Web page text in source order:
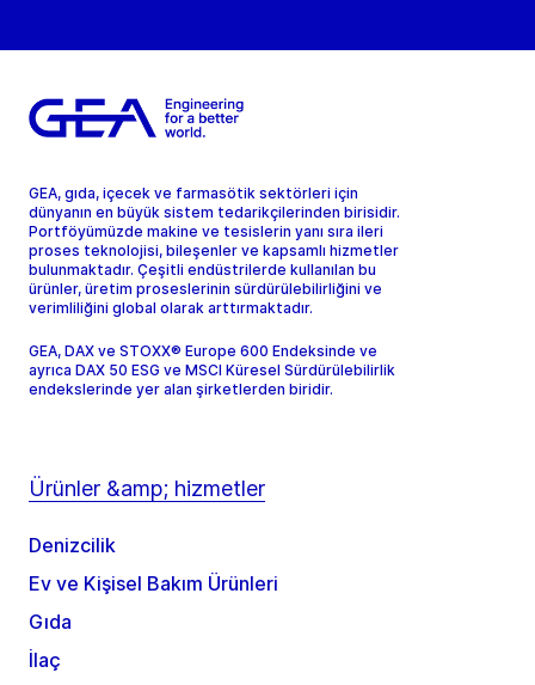
GEA, gıda, içecek ve farmasötik sektörleri için
dünyanın en büyük sistem tedarikçilerinden birisidir.
Portföyümüzde makine ve tesislerin yanı sıra ileri
proses teknolojisi, bileşenler ve kapsamlı hizmetler
bulunmaktadır. Çeşitli endüstrilerde kullanılan bu
ürünler, üretim proseslerinin sürdürülebilirliğini ve
verimliliğini global olarak arttırmaktadır.
GEA, DAX ve STOXX® Europe 600 Endeksinde ve
ayrıca DAX 50 ESG ve MSCI Küresel Sürdürülebilirlik
endekslerinde yer alan şirketlerden biridir.
Ürünler &amp; hizmetler
Denizcilik
Ev ve Kişisel Bakım Ürünleri
Gıda
İlaç